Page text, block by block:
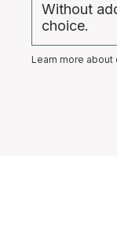
Without
choice.
Learn more about